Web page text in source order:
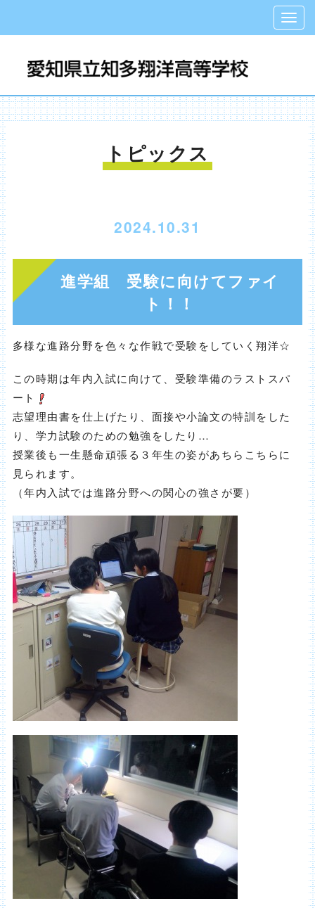
トピックス
2024.10.31
進学組 受験に向けてファイ
ト！！
多様な進路分野を色々な作戦で受験をしていく翔洋☆
この時期は年内入試に向けて、受験準備のラストスパ
ート
志望理由書を仕上げたり、面接や小論文の特訓をした
り、学力試験のための勉強をしたり…
授業後も一生懸命頑張る３年生の姿があちらこちらに
見られます。
（年内入試では進路分野への関心の強さが要）